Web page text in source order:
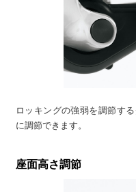
ロッキングの強弱を調節す
に調節できます。
座面高さ調節